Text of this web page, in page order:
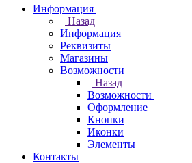
Информация
Назад
Информация
Реквизиты
Магазины
Возможности
Назад
Возможности
Оформление
Кнопки
Иконки
Элементы
Контакты